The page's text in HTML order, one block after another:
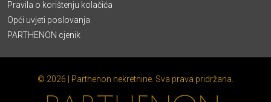
Pravila o korištenju kolačića
Opći uvjeti poslovanja
PARTHENON cjenik
© 2026 | Parthenon nekretnine. Sva prava pridržana.